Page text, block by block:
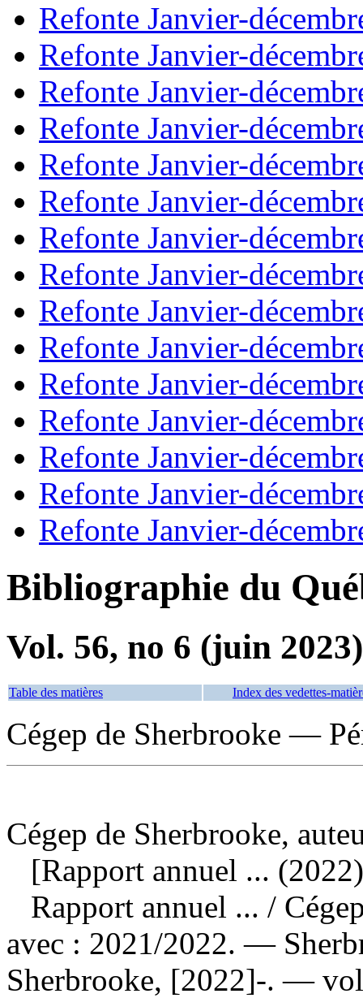
Refonte Janvier-
Refonte Janvier-
Refonte Janvier-
Refonte Janvier-
Refonte Janvier-
Refonte Janvier-
Refonte Janvier-
Refonte Janvier-
Refonte Janvier-
Refonte Janvier-
Refonte Janvier-
Refonte Janvier-
Refonte Janvier-
Refonte Janvier-
Refonte Janvier-
Bibliographie du
Vol. 56, no 6 (juin 2023)
Table des matières Index des vedettes-
Cégep de Sherbrooke —
Cégep de Sherbrooke,
[Rapport annuel ...
Rapport annuel ... /
avec : 2021/2022. —
Sherbrooke, [2022]-. —